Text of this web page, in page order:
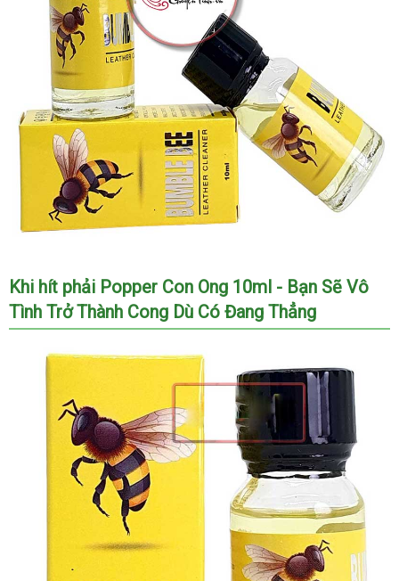
Popper
Con
Ong
10ml
quà
tặng
Khi hít phải Popper Con Ong 10ml - Bạn Sẽ Vô
Tình Trở Thành Cong Dù Có Đang Thẳng